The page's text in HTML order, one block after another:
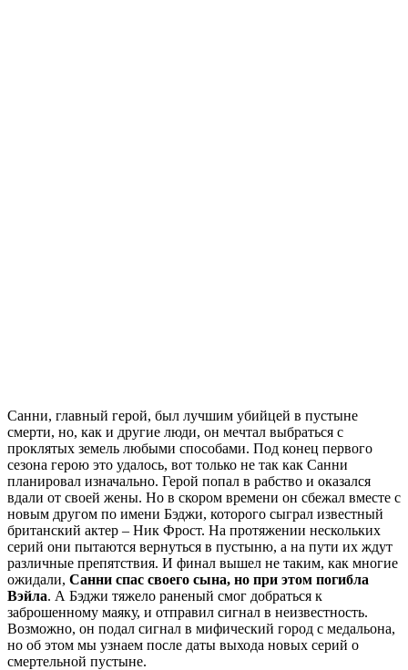
Санни, главный герой, был лучшим убийцей в пустыне
смерти, но, как и другие люди, он мечтал выбраться с
проклятых земель любыми способами. Под конец первого
сезона герою это удалось, вот только не так как Санни
планировал изначально. Герой попал в рабство и оказался
вдали от своей жены. Но в скором времени он сбежал вместе с
новым другом по имени Бэджи, которого сыграл известный
британский актер – Ник Фрост. На протяжении нескольких
серий они пытаются вернуться в пустыню, а на пути их ждут
различные препятствия. И финал вышел не таким, как многие
ожидали, Санни спас своего сына, но при этом погибла
Вэйла. А Бэджи тяжело раненый смог добраться к
заброшенному маяку, и отправил сигнал в неизвестность.
Возможно, он подал сигнал в мифический город с медальона,
но об этом мы узнаем после даты выхода новых серий о
смертельной пустыне.